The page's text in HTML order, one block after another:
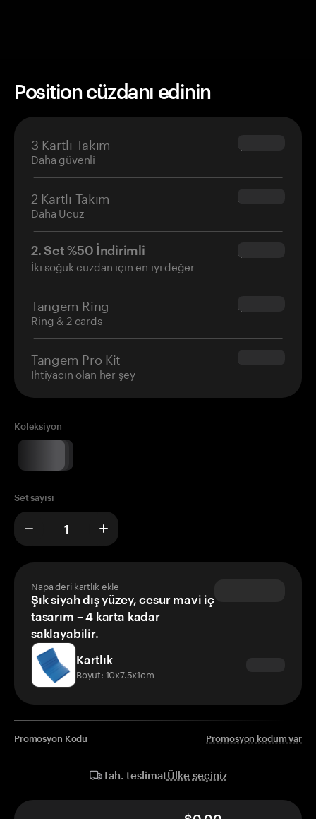
Position cüzdanı edinin
3 Kartlı Takım
Daha güvenli
$69.90
2 Kartlı Takım
Daha Ucuz
$54.90
2. Set %50 İndirimli
İki soğuk cüzdan için en iyi değer
$34.95
Tangem Ring
Ring & 2 cards
$160.00
Tangem Pro Kit
İhtiyacın olan her şey
$180.00
Koleksiyon
Set sayısı
Napa deri kartlık ekle
Şık siyah dış yüzey, cesur mavi iç
tasarım – 4 karta kadar
saklayabilir.
Kartlık
Boyut: 10x7.5x1cm
Promosyon Kodu Promosyon kodum var
Tah. teslimatÜlke seçiniz